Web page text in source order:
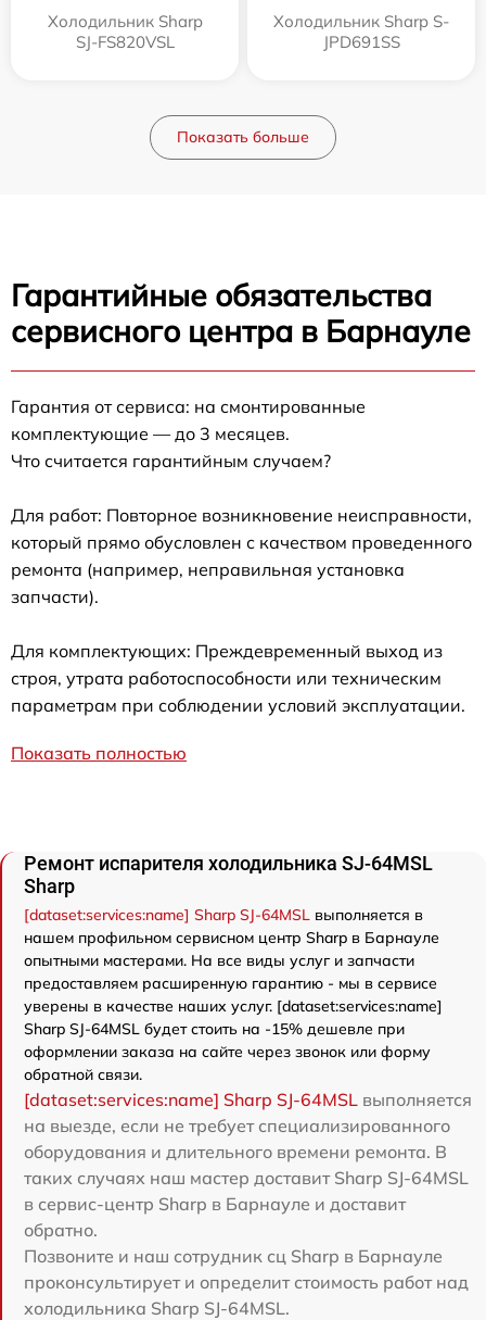
Холодильник Sharp
SJ-FS820VSL
Холодильник Sharp S-
JPD691SS
Показать больше
Гарантийные обязательства
сервисного центра в Барнауле
Гарантия от сервиса: на смонтированные
комплектующие — до 3 месяцев.
Что считается гарантийным случаем?
Для работ: Повторное возникновение неисправности,
который прямо обусловлен с качеством проведенного
ремонта (например, неправильная установка
запчасти).
Для комплектующих: Преждевременный выход из
строя, утрата работоспособности или техническим
параметрам при соблюдении условий эксплуатации.
Показать полностью
Ремонт испарителя холодильника SJ-64MSL
Sharp
[dataset:services:name] Sharp SJ-64MSL выполняется в
нашем профильном сервисном центр Sharp в Барнауле
опытными мастерами. На все виды услуг и запчасти
предоставляем расширенную гарантию - мы в сервисе
уверены в качестве наших услуг. [dataset:services:name]
Sharp SJ-64MSL будет стоить на -15% дешевле при
оформлении заказа на сайте через звонок или форму
обратной связи.
[dataset:services:name] Sharp SJ-64MSL выполняется
на выезде, если не требует специализированного
оборудования и длительного времени ремонта. В
таких случаях наш мастер доставит Sharp SJ-64MSL
в сервис-центр Sharp в Барнауле и доставит
обратно.
Позвоните и наш сотрудник сц Sharp в Барнауле
проконсультирует и определит стоимость работ над
холодильника Sharp SJ-64MSL.